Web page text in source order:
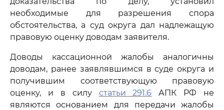
необходимые для разрешения спора
обстоятельства, а суд округа дал надлежащую
правовую оценку доводам заявителя.
Доводы кассационной жалобы аналогичны
доводам, ранее заявлявшимся в суде округа и
получившим соответствующую правовую
оценку, и в силу статьи 291.6 АПК РФ не
являются основанием для передачи жалобы